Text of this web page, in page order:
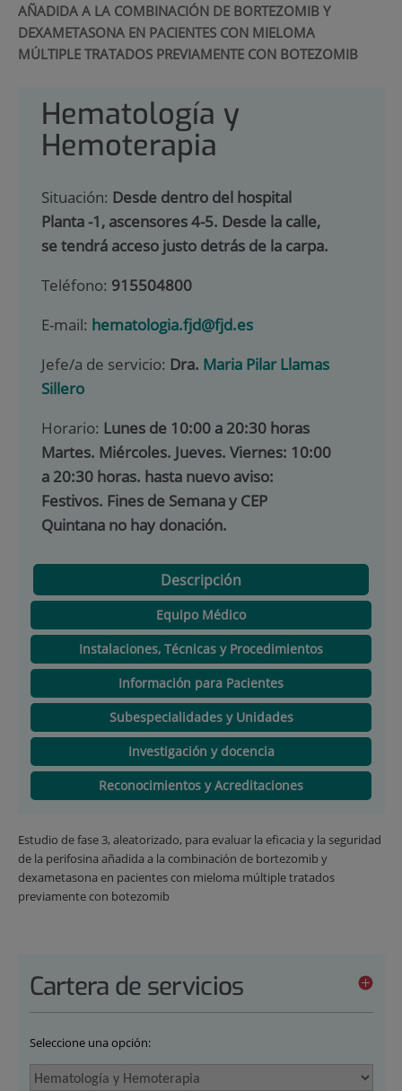
AÑADIDA A LA COMBINACIÓN DE BORTEZOMIB Y
DEXAMETASONA EN PACIENTES CON MIELOMA
MÚLTIPLE TRATADOS PREVIAMENTE CON BOTEZOMIB
Hematología y
Hemoterapia
Situación: Desde dentro del hospital
Planta -1, ascensores 4-5. Desde la calle,
se tendrá acceso justo detrás de la carpa.
Teléfono: 915504800
E-mail: hematologia.fjd@fjd.es
Jefe/a de servicio: Dra. Maria Pilar Llamas
Sillero
Horario: Lunes de 10:00 a 20:30 horas
Martes. Miércoles. Jueves. Viernes: 10:00
a 20:30 horas. hasta nuevo aviso:
Festivos. Fines de Semana y CEP
Quintana no hay donación.
Descripción
Equipo Médico
Instalaciones, Técnicas y Procedimientos
Información para Pacientes
Subespecialidades y Unidades
Investigación y docencia
Reconocimientos y Acreditaciones
Estudio de fase 3, aleatorizado, para evaluar la eficacia y la seguridad
de la perifosina añadida a la combinación de bortezomib y
dexametasona en pacientes con mieloma múltiple tratados
previamente con botezomib
Cartera de servicios
Seleccione una opción: